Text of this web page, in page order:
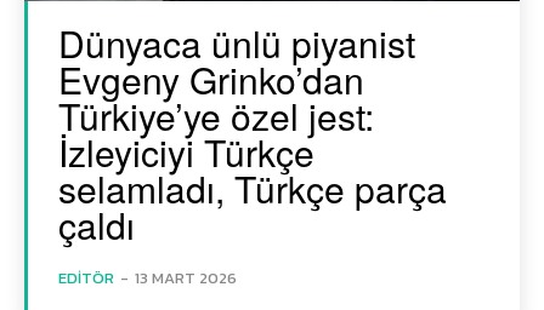
Dünyaca ünlü piyanist
Evgeny Grinko’dan
Türkiye’ye özel jest:
İzleyiciyi Türkçe
selamladı, Türkçe parça
çaldı
EDITÖR - 13 MART 2026